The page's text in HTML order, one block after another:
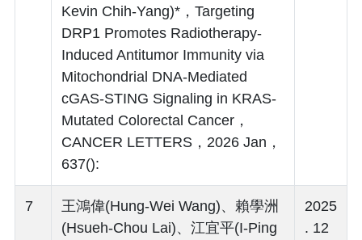
Kevin Chih-Yang)*，Targeting
DRP1 Promotes Radiotherapy-
Induced Antitumor Immunity via
Mitochondrial DNA-Mediated
cGAS-STING Signaling in KRAS-
Mutated Colorectal Cancer，
CANCER LETTERS，2026 Jan，
637():
7
王鴻偉(Hung-Wei Wang)、賴學洲
(Hsueh-Chou Lai)、江宜平(I-Ping
2025
. 12